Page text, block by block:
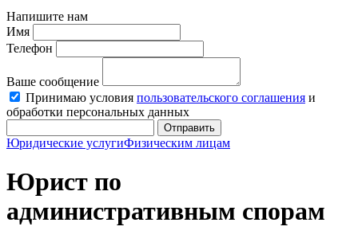
Напишите нам
Имя
Телефон
Ваше сообщение
Принимаю условия пользовательского соглашения и
обработки персональных данных
Отправить
Юридические услугиФизическим лицам
Юрист по
административным спорам